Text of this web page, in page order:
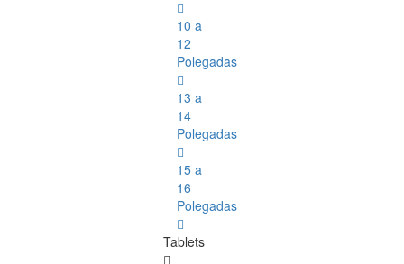
10 a
12
Polegadas
13 a
14
Polegadas
15 a
16
Polegadas
Tablets